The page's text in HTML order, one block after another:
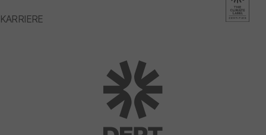
KARRIERE